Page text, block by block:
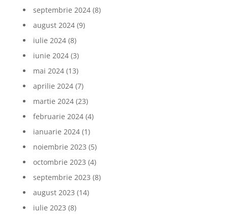
septembrie 2024(8)
august 2024(9)
iulie 2024(8)
iunie 2024(3)
mai 2024(13)
aprilie 2024(7)
martie 2024(23)
februarie 2024(4)
ianuarie 2024(1)
noiembrie 2023 (5)
octombrie 2023 (4)
septembrie 2023 (8)
august 2023 (14)
iulie 2023 (8)